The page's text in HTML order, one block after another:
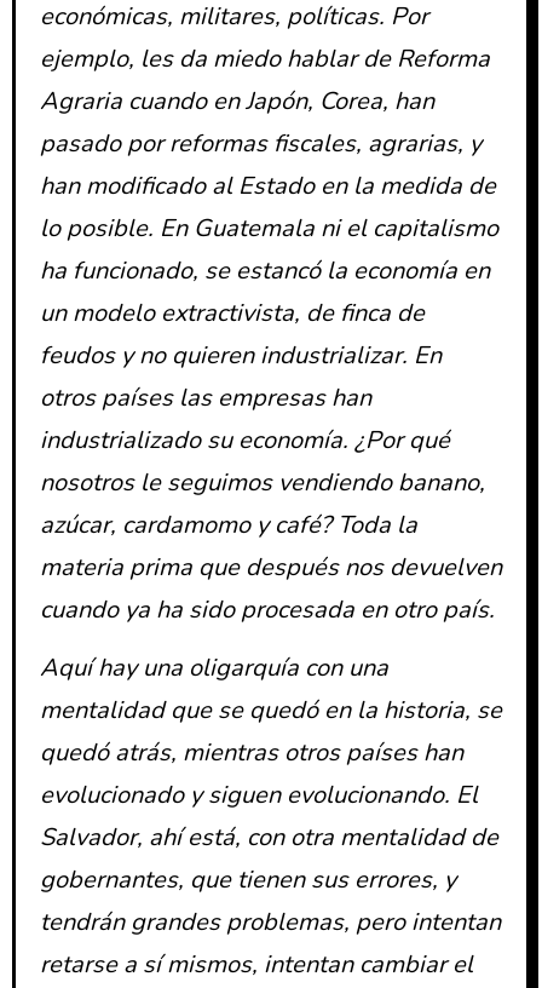
económicas, militares, políticas. Por
ejemplo, les da miedo hablar de Reforma
Agraria cuando en Japón, Corea, han
pasado por reformas fiscales, agrarias, y
han modificado al Estado en la medida de
lo posible. En Guatemala ni el capitalismo
ha funcionado, se estancó la economía en
un modelo extractivista, de finca de
feudos y no quieren industrializar. En
otros países las empresas han
industrializado su economía. ¿Por qué
nosotros le seguimos vendiendo banano,
azúcar, cardamomo y café? Toda la
materia prima que después nos devuelven
cuando ya ha sido procesada en otro país.
Aquí hay una oligarquía con una
mentalidad que se quedó en la historia, se
quedó atrás, mientras otros países han
evolucionado y siguen evolucionando. El
Salvador, ahí está, con otra mentalidad de
gobernantes, que tienen sus errores, y
tendrán grandes problemas, pero intentan
retarse a sí mismos, intentan cambiar el